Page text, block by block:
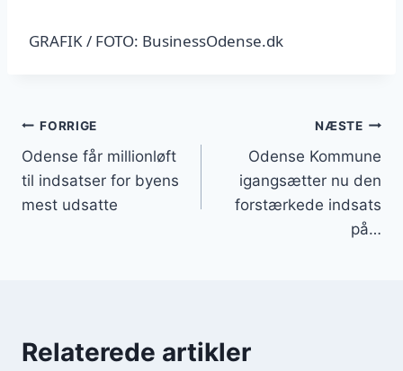
GRAFIK / FOTO: BusinessOdense.dk
Indlægsnavigation
FORRIGE
Odense får millionløft
til indsatser for byens
mest udsatte
NÆSTE
Odense Kommune
igangsætter nu den
forstærkede indsats
på…
Relaterede artikler